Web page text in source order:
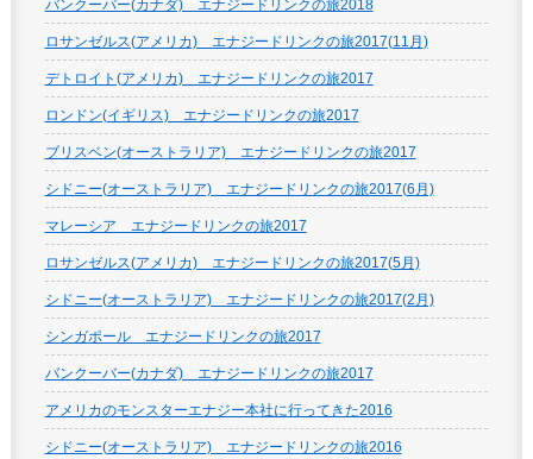
バンクーバー(カナダ) エナジードリンクの旅2018
ロサンゼルス(アメリカ) エナジードリンクの旅2017(11月)
デトロイト(アメリカ) エナジードリンクの旅2017
ロンドン(イギリス) エナジードリンクの旅2017
ブリスベン(オーストラリア) エナジードリンクの旅2017
シドニー(オーストラリア) エナジードリンクの旅2017(6月)
マレーシア エナジードリンクの旅2017
ロサンゼルス(アメリカ) エナジードリンクの旅2017(5月)
シドニー(オーストラリア) エナジードリンクの旅2017(2月)
シンガポール エナジードリンクの旅2017
バンクーバー(カナダ) エナジードリンクの旅2017
アメリカのモンスターエナジー本社に行ってきた2016
シドニー(オーストラリア) エナジードリンクの旅2016